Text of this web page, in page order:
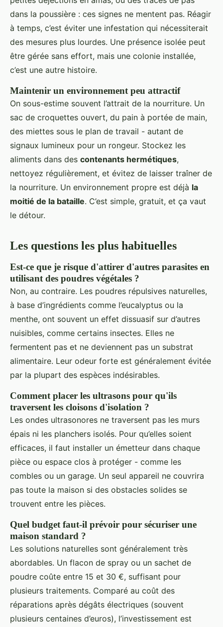
dans la poussière : ces signes ne mentent pas. Réagir
à temps, c’est éviter une infestation qui nécessiterait
des mesures plus lourdes. Une présence isolée peut
être gérée sans effort, mais une colonie installée,
c’est une autre histoire.
Maintenir un environnement peu attractif
On sous-estime souvent l’attrait de la nourriture. Un
sac de croquettes ouvert, du pain à portée de main,
des miettes sous le plan de travail - autant de
signaux lumineux pour un rongeur. Stockez les
aliments dans des contenants hermétiques,
nettoyez régulièrement, et évitez de laisser traîner de
la nourriture. Un environnement propre est déjà la
moitié de la bataille. C’est simple, gratuit, et ça vaut
le détour.
Les questions les plus habituelles
Est-ce que je risque d'attirer d'autres parasites en
utilisant des poudres végétales ?
Non, au contraire. Les poudres répulsives naturelles,
à base d’ingrédients comme l’eucalyptus ou la
menthe, ont souvent un effet dissuasif sur d’autres
nuisibles, comme certains insectes. Elles ne
fermentent pas et ne deviennent pas un substrat
alimentaire. Leur odeur forte est généralement évitée
par la plupart des espèces indésirables.
Comment placer les ultrasons pour qu'ils
traversent les cloisons d'isolation ?
Les ondes ultrasonores ne traversent pas les murs
épais ni les planchers isolés. Pour qu’elles soient
efficaces, il faut installer un émetteur dans chaque
pièce ou espace clos à protéger - comme les
combles ou un garage. Un seul appareil ne couvrira
pas toute la maison si des obstacles solides se
trouvent entre les pièces.
Quel budget faut-il prévoir pour sécuriser une
maison standard ?
Les solutions naturelles sont généralement très
abordables. Un flacon de spray ou un sachet de
poudre coûte entre 15 et 30 €, suffisant pour
plusieurs traitements. Comparé au coût des
réparations après dégâts électriques (souvent
plusieurs centaines d’euros), l’investissement est